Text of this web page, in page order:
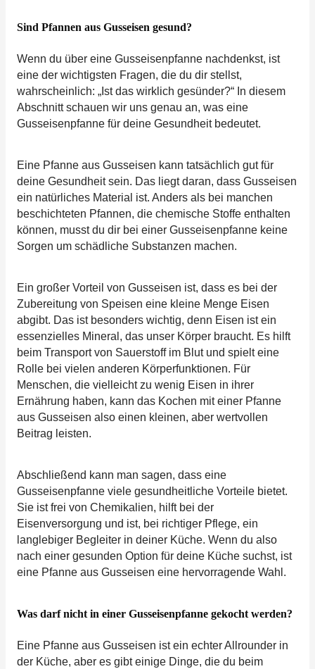
Sind Pfannen aus Gusseisen gesund?
Wenn du über eine Gusseisenpfanne nachdenkst, ist
eine der wichtigsten Fragen, die du dir stellst,
wahrscheinlich: „Ist das wirklich gesünder?“ In diesem
Abschnitt schauen wir uns genau an, was eine
Gusseisenpfanne für deine Gesundheit bedeutet.
Eine Pfanne aus Gusseisen kann tatsächlich gut für
deine Gesundheit sein. Das liegt daran, dass Gusseisen
ein natürliches Material ist. Anders als bei manchen
beschichteten Pfannen, die chemische Stoffe enthalten
können, musst du dir bei einer Gusseisenpfanne keine
Sorgen um schädliche Substanzen machen.
Ein großer Vorteil von Gusseisen ist, dass es bei der
Zubereitung von Speisen eine kleine Menge Eisen
abgibt. Das ist besonders wichtig, denn Eisen ist ein
essenzielles Mineral, das unser Körper braucht. Es hilft
beim Transport von Sauerstoff im Blut und spielt eine
Rolle bei vielen anderen Körperfunktionen. Für
Menschen, die vielleicht zu wenig Eisen in ihrer
Ernährung haben, kann das Kochen mit einer Pfanne
aus Gusseisen also einen kleinen, aber wertvollen
Beitrag leisten.
Abschließend kann man sagen, dass eine
Gusseisenpfanne viele gesundheitliche Vorteile bietet.
Sie ist frei von Chemikalien, hilft bei der
Eisenversorgung und ist, bei richtiger Pflege, ein
langlebiger Begleiter in deiner Küche. Wenn du also
nach einer gesunden Option für deine Küche suchst, ist
eine Pfanne aus Gusseisen eine hervorragende Wahl.
Was darf nicht in einer Gusseisenpfanne gekocht werden?
Eine Pfanne aus Gusseisen ist ein echter Allrounder in
der Küche, aber es gibt einige Dinge, die du beim